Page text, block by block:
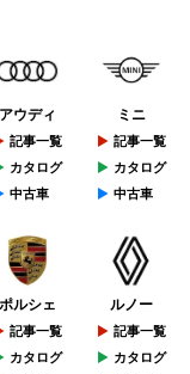
アウディ
記事一覧
カタログ
中古車
ミニ
記事一覧
カタログ
中古車
ポルシェ
記事一覧
カタログ
ルノー
記事一覧
カタログ